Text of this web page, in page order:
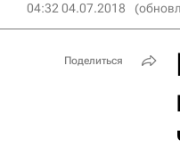
04:32 04.07.2018
Поделиться